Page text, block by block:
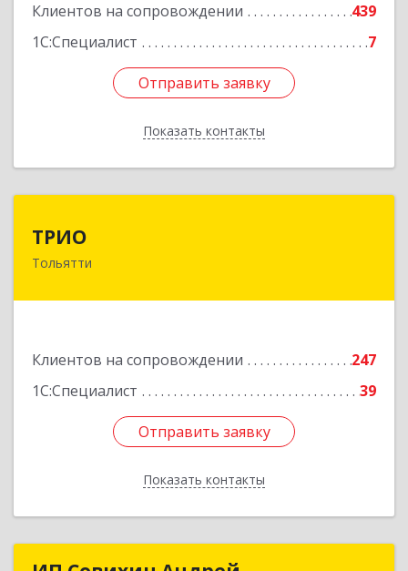
Клиентов на сопровождении
439
1С:Специалист
7
Отправить заявку
Показать контакты
Отправить заявку
Назад
ТРИО
Тольятти
Клиентов на сопровождении
247
1С:Специалист
39
Отправить заявку
Показать контакты
Отправить заявку
Назад